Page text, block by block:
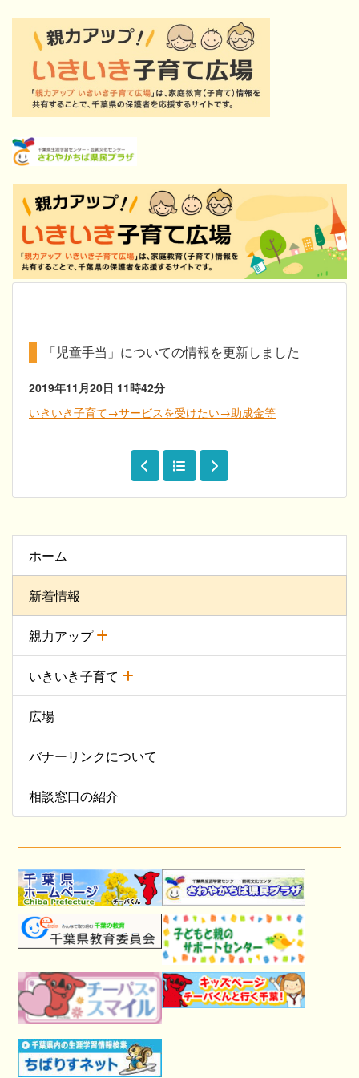
ホーム
新着情報
親力アップ
いきいき子育て
広場
バナーリンクについて
相談窓口の紹介
「児童手当」についての情報を更新しました
2019年11月20日 11時42分
いきいき子育て→サービスを受けたい→助成金等